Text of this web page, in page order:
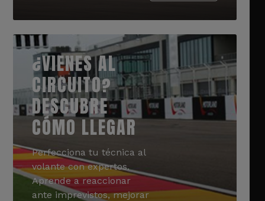
¿VIENES AL
CIRCUITO?
DESCUBRE
CÓMO LLEGAR
Perfecciona tu técnica al
volante con expertos.
Aprende a reaccionar
ante imprevistos, mejorar